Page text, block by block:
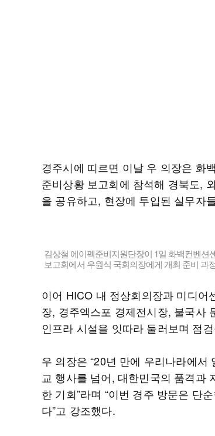
경주시에 띠르면 이날 우 의장은 화
준비상황 보고회에 참석해 경북도,
을 공유하고, 현장에 투입된 실무자
김상철 에이펙준비지원단장이 1일 화백컨벤션
보고회에서 우원식 국회의장에게 개최 준비 과
이어 HICO 내 정상회의장과 미디
장, 경주엑스포 경제전시장, 불국사
인프라 시설을 잇따라 둘러보며 점
우 의장은 “20년 만에 우리나라에
교 행사를 넘어, 대한민국의 품격과
한 기회”라며 “이번 경주 방문은 단
다”고 강조했다.